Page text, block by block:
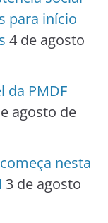
para início
4 de agosto
da PMDF
agosto de
nesta
3 de agosto